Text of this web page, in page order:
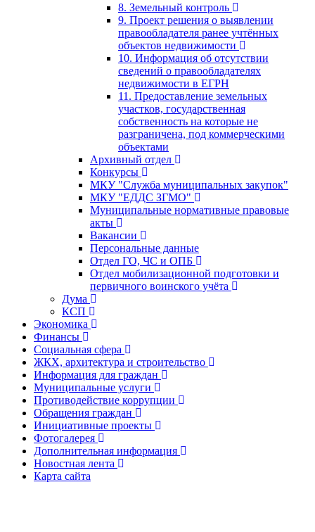
8. Земельный контроль
9. Проект решения о выявлении
правообладателя ранее учтённых
объектов недвижимости
10. Информация об отсутствии
сведений о правообладателях
недвижимости в ЕГРН
11. Предоставление земельных
участков, государственная
собственность на которые не
разграничена, под коммерческими
объектами
Архивный отдел
Конкурсы
МКУ "Служба муниципальных закупок"
МКУ "ЕДДС ЗГМО"
Муниципальные нормативные правовые
акты
Вакансии
Персональные данные
Отдел ГО, ЧС и ОПБ
Отдел мобилизационной подготовки и
первичного воинского учёта
Дума
КСП
Экономика
Финансы
Социальная сфера
ЖКХ, архитектура и строительство
Информация для граждан
Муниципальные услуги
Противодействие коррупции
Обращения граждан
Инициативные проекты
Фотогалерея
Дополнительная информация
Новостная лента
Карта сайта